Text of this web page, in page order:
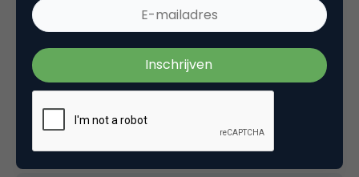
Ik ben trouwens wel benieuwd hoe de online E-
paper verkoop B to C loopt bij bijvoorbeeld
een Selexyz/BGN. Igor Verhoeven zou dit
16 oktober 2008 om 07:22